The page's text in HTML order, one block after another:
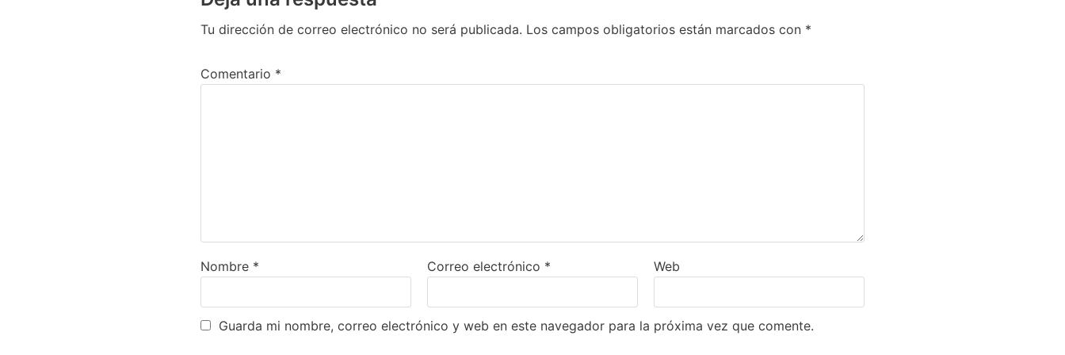
Tu dirección de correo electrónico no será publicada. Los campos obligatorios están marcados con *
Comentario *
Nombre * Correo electrónico * Web
Guarda mi nombre, correo electrónico y web en este navegador para la próxima vez que comente.